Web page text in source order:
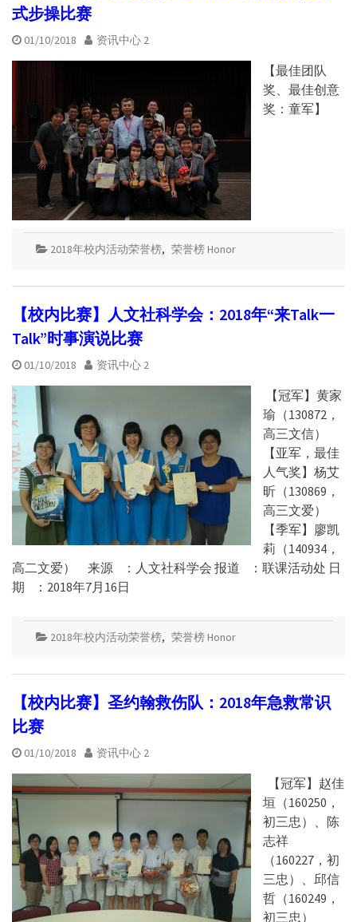
式步操比赛
01/10/2018 资讯中心 2
【最佳团队
奖、最佳创意
奖：童军】
2018年校内活动荣誉榜, 荣誉榜 Honor
【校内比赛】人文社科学会：2018年“来Talk一
Talk”时事演说比赛
01/10/2018 资讯中心 2
【冠军】黄家
瑜（130872，
高三文信）
【亚军，最佳
人气奖】杨艾
昕（130869，
高三文爱）
【季军】廖凯
莉（140934，
高二文爱） 来源 ：人文社科学会 报道 ：联课活动处 日
期 ：2018年7月16日
2018年校内活动荣誉榜, 荣誉榜 Honor
【校内比赛】圣约翰救伤队：2018年急救常识
比赛
01/10/2018 资讯中心 2
【冠军】赵佳
垣（160250，
初三忠）、陈
志祥
（160227，初
三忠）、邱信
哲（160249，
初三忠）